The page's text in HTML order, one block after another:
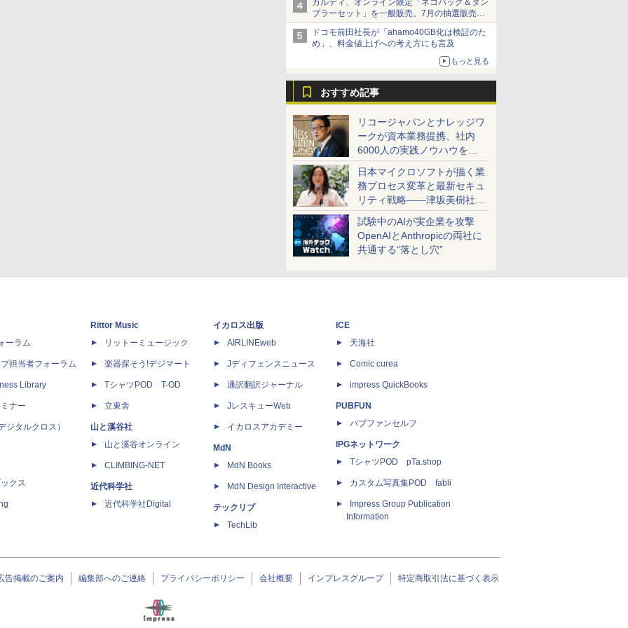
カルディ、オンライン限定「ネコバッグ＆タン
ブラーセット」を一般販売。7月の抽選販売の
当選無効分
ドコモ前田社長が「ahamo40GB化は検証のた
め」、料金値上げへの考え方にも言及
もっと見る
おすすめ記事
リコージャパンとナレッジワ
ークが資本業務提携、社内
6000人の実践ノウハウを生
かした「AI商談記録 for
RICOH」を展開へ
日本マイクロソフトが描く業
務プロセス変革と最新セキュ
リティ戦略――津坂美樹社長
が2027年度戦略を説明
試験中のAIが実企業を攻撃
OpenAIとAnthropicの両社に
共通する“落とし穴”
ーラム
担当者フォーラム
Library
ナー
ジタルクロス）
クス
Rittor Music
リットーミュージック
楽器探そう!デジマート
TシャツPOD T-OD
立東舎
山と溪谷社
山と溪谷オンライン
CLIMBING-NET
近代科学社
近代科学社Digital
イカロス出版
AIRLINEweb
Jディフェンスニュース
通訳翻訳ジャーナル
JレスキューWeb
イカロスアカデミー
MdN
MdN Books
MdN Design Interactive
テックリブ
TechLib
ICE
天海社
Comic curea
impress QuickBooks
PUBFUN
パブファンセルフ
IPGネットワーク
TシャツPOD pTa.shop
カスタム写真集POD fabli
Impress Group Publication
Information
告掲載のご案内 編集部へのご連絡 プライバシーポリシー 会社概要 インプレスグループ 特定商取引法に基づく表示